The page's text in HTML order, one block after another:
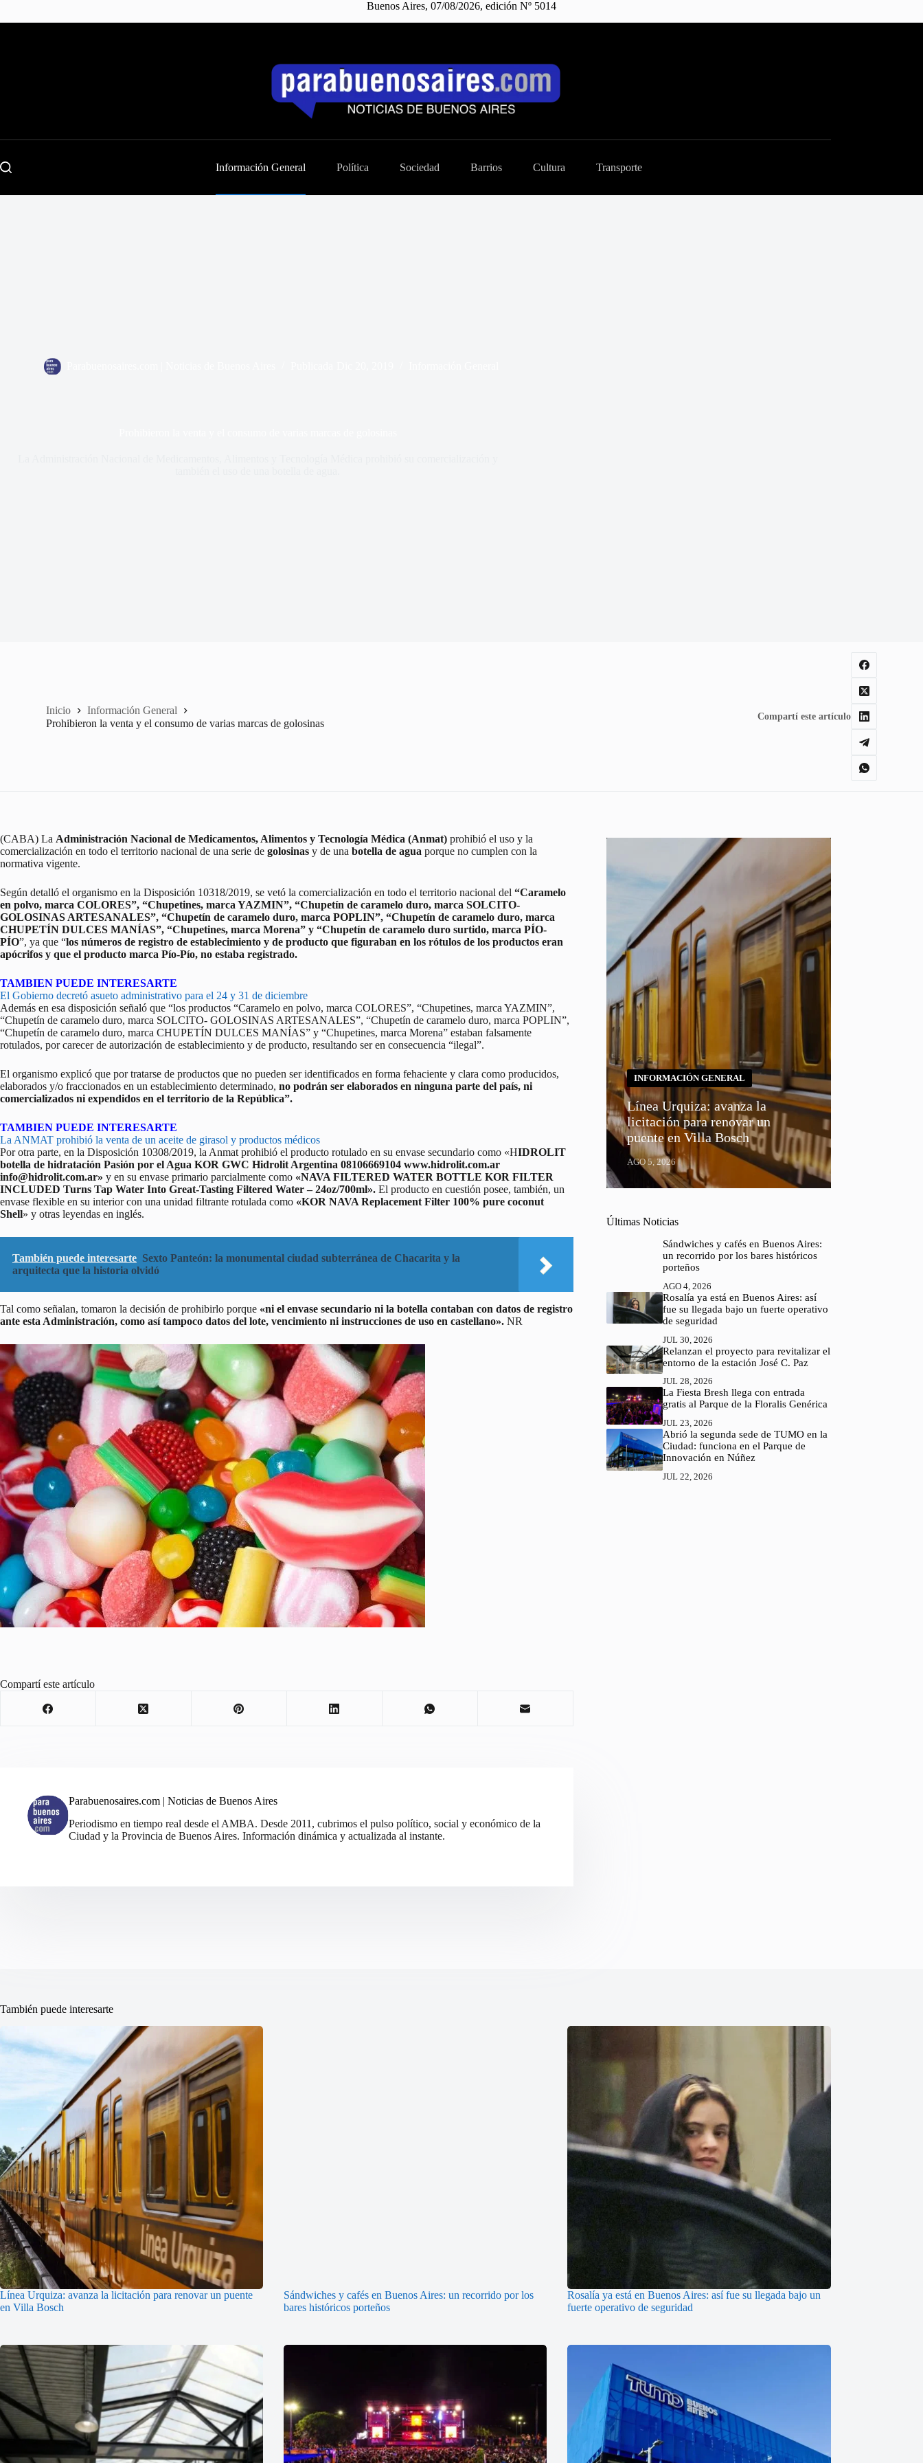
Buenos Aires, 07/08/2026, edición Nº 5014
Información General Política Sociedad Barrios Cultura Transporte
Inicio
Información General
Prohibieron la venta y el consumo de varias marcas de golosinas
Compartí este artículo
(CABA) La Administración Nacional de Medicamentos, Alimentos y Tecnología Médica (Anmat) prohibió el uso y la
comercialización en todo el territorio nacional de una serie de golosinas y de una botella de agua porque no cumplen con la
normativa vigente.
Según detalló el organismo en la Disposición 10318/2019, se vetó la comercialización en todo el territorio nacional del “Caramelo
en polvo, marca COLORES”, “Chupetines, marca YAZMIN”, “Chupetín de caramelo duro, marca SOLCITO-
GOLOSINAS ARTESANALES”, “Chupetín de caramelo duro, marca POPLIN”, “Chupetín de caramelo duro, marca
CHUPETÍN DULCES MANÍAS”, “Chupetines, marca Morena” y “Chupetín de caramelo duro surtido, marca PÍO-
PÍO”, ya que “los números de registro de establecimiento y de producto que figuraban en los rótulos de los productos eran
apócrifos y que el producto marca Pío-Pío, no estaba registrado.
TAMBIEN PUEDE INTERESARTE
El Gobierno decretó asueto administrativo para el 24 y 31 de diciembre
Además en esa disposición señaló que “los productos “Caramelo en polvo, marca COLORES”, “Chupetines, marca YAZMIN”,
“Chupetín de caramelo duro, marca SOLCITO- GOLOSINAS ARTESANALES”, “Chupetín de caramelo duro, marca POPLIN”,
“Chupetín de caramelo duro, marca CHUPETÍN DULCES MANÍAS” y “Chupetines, marca Morena” estaban falsamente
rotulados, por carecer de autorización de establecimiento y de producto, resultando ser en consecuencia “ilegal”.
El organismo explicó que por tratarse de productos que no pueden ser identificados en forma fehaciente y clara como producidos,
elaborados y/o fraccionados en un establecimiento determinado, no podrán ser elaborados en ninguna parte del país, ni
comercializados ni expendidos en el territorio de la República”.
TAMBIEN PUEDE INTERESARTE
La ANMAT prohibió la venta de un aceite de girasol y productos médicos
Por otra parte, en la Disposición 10308/2019, la Anmat prohibió el producto rotulado en su envase secundario como «HIDROLIT
botella de hidratación Pasión por el Agua KOR GWC Hidrolit Argentina 08106669104 www.hidrolit.com.ar
info@hidrolit.com.ar» y en su envase primario parcialmente como «NAVA FILTERED WATER BOTTLE KOR FILTER
INCLUDED Turns Tap Water Into Great-Tasting Filtered Water – 24oz/700ml». El producto en cuestión posee, también, un
envase flexible en su interior con una unidad filtrante rotulada como «KOR NAVA Replacement Filter 100% pure coconut
Shell» y otras leyendas en inglés.
También puede interesarte Sexto Panteón: la monumental ciudad subterránea de Chacarita y la
arquitecta que la historia olvidó
Tal como señalan, tomaron la decisión de prohibirlo porque «ni el envase secundario ni la botella contaban con datos de registro
ante esta Administración, como así tampoco datos del lote, vencimiento ni instrucciones de uso en castellano». NR
Compartí este artículo
Parabuenosaires.com | Noticias de Buenos Aires
Periodismo en tiempo real desde el AMBA. Desde 2011, cubrimos el pulso político, social y económico de la
Ciudad y la Provincia de Buenos Aires. Información dinámica y actualizada al instante.
INFORMACIÓN GENERAL
Línea Urquiza: avanza la
licitación para renovar un
puente en Villa Bosch
AGO 5, 2026
Últimas Noticias
Sándwiches y cafés en Buenos Aires:
un recorrido por los bares históricos
porteños
AGO 4, 2026
Rosalía ya está en Buenos Aires: así
fue su llegada bajo un fuerte operativo
de seguridad
JUL 30, 2026
Relanzan el proyecto para revitalizar el
entorno de la estación José C. Paz
JUL 28, 2026
La Fiesta Bresh llega con entrada
gratis al Parque de la Floralis Genérica
JUL 23, 2026
Abrió la segunda sede de TUMO en la
Ciudad: funciona en el Parque de
Innovación en Núñez
JUL 22, 2026
También puede interesarte
Línea Urquiza: avanza la licitación para renovar un puente
en Villa Bosch
Sándwiches y cafés en Buenos Aires: un recorrido por los
bares históricos porteños
Rosalía ya está en Buenos Aires: así fue su llegada bajo un
fuerte operativo de seguridad